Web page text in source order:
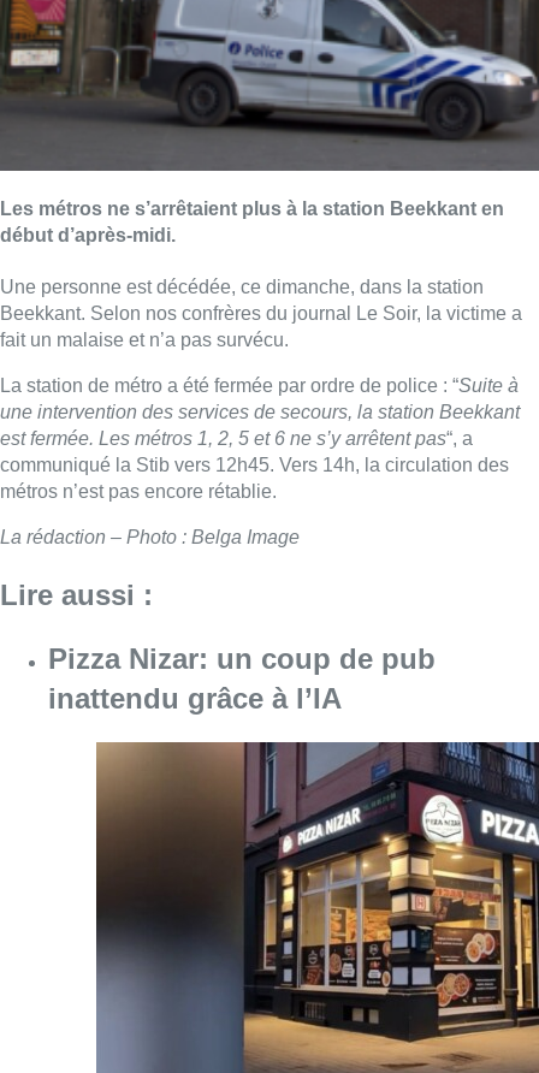
Les métros ne s’arrêtaient plus à la station Beekkant en
début d’après-midi.
Une personne est décédée, ce dimanche, dans la station
Beekkant. Selon nos confrères du journal Le Soir, la victime a
fait un malaise et n’a pas survécu.
La station de métro a été fermée par ordre de police : “Suite à
une intervention des services de secours, la station Beekkant
est fermée. Les métros 1, 2, 5 et 6 ne s’y arrêtent pas“, a
communiqué la Stib vers 12h45. Vers 14h, la circulation des
métros n’est pas encore rétablie.
La rédaction – Photo : Belga Image
Lire aussi :
Pizza Nizar: un coup de pub
inattendu grâce à l’IA